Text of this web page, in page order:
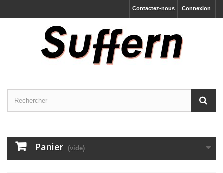
Connexion
Contactez-nous
Panier (vide)